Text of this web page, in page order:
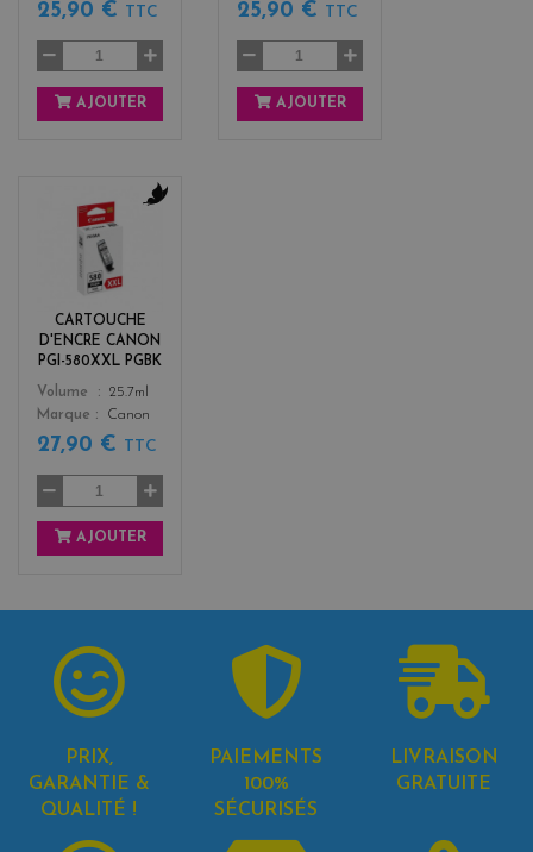
25,90 € TTC
AJOUTER
25,90 € TTC
AJOUTER
CARTOUCHE
D'ENCRE CANON
PGI-580XXL PGBK
Color
k
Volume
25.7ml
Marque
Canon
27,90 € TTC
AJOUTER
PRIX,
GARANTIE &
QUALITÉ !
PAIEMENTS
100%
SÉCURISÉS
LIVRAISON
GRATUITE